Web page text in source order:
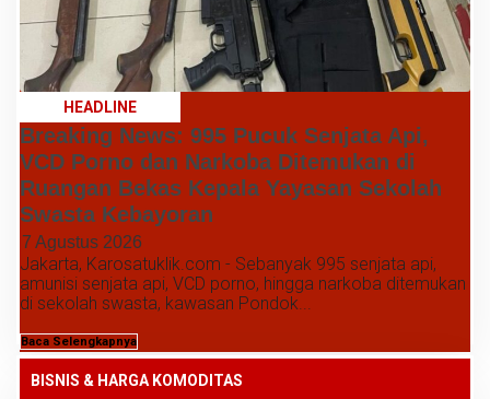
HEADLINE
Breaking News: 995 Pucuk Senjata Api,
VCD Porno dan Narkoba Ditemukan di
Ruangan Bekas Kepala Yayasan Sekolah
Swasta Kebayoran
7 Agustus 2026
Jakarta, Karosatuklik.com - Sebanyak 995 senjata api,
amunisi senjata api, VCD porno, hingga narkoba ditemukan
di sekolah swasta, kawasan Pondok...
Baca Selengkapnya
BISNIS & HARGA KOMODITAS